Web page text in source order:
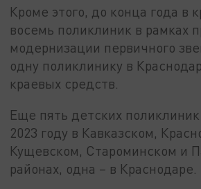
Кроме этого, до конца года в
восемь поликлиник в рамках
модернизации первичного
одну поликлинику в
краевых средств.
Еще пять детских поликлиник
2023 году в Кавказском,
Кущевском, Староминском и
районах, одна – в Краснодаре.